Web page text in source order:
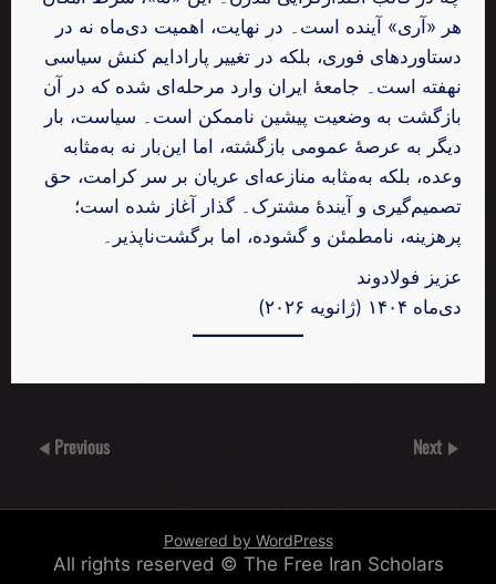
هر «آری» آینده است۔ در نهایت، اهمیت دی‌ماه نه در
دستاوردهای فوری، بلکه در تغییر پارادایم کنش سیاسی
نهفته است۔ جامعهٔ ایران وارد مرحله‌ای شده که در آن
بازگشت به وضعیت پیشین ناممکن است۔ سیاست، بار
دیگر به عرصهٔ عمومی بازگشته، اما این‌بار نه به‌مثابه
وعده، بلکه به‌مثابه منازعه‌ای عریان بر سر کرامت، حق
تصمیم‌گیری و آیندهٔ مشترک۔ گذار آغاز شده است؛
پرهزینه، نامطمئن و گشوده، اما برگشت‌ناپذیر۔
عزیز فولادوند
دی‌ماه ۱۴۰۴ (ژانویه ۲۰۲۶)
Previous Next
Powered by WordPress
All rights reserved © The Free Iran Scholars